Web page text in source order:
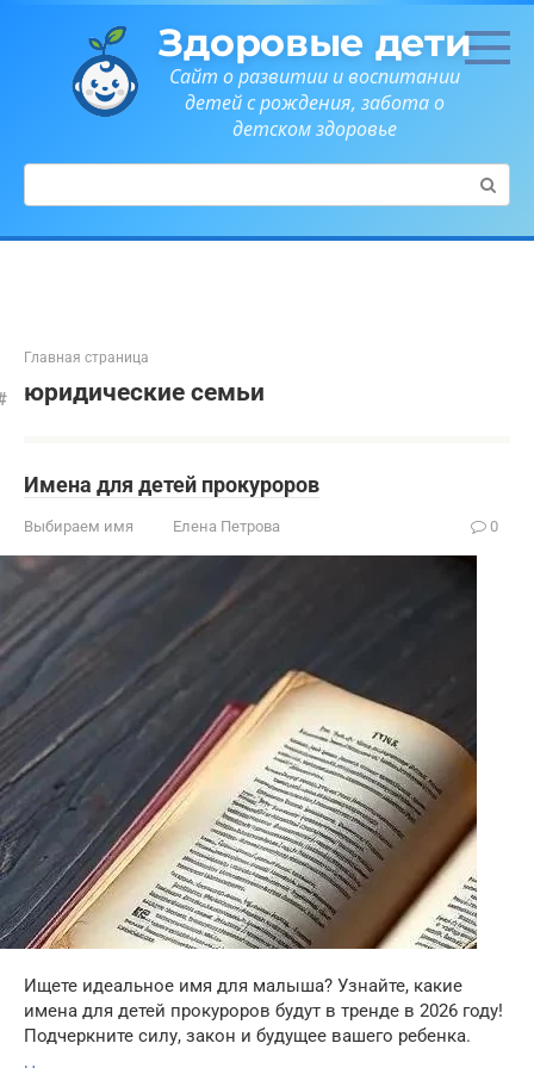
Здоровые дети
Сайт о развитии и воспитании
детей с рождения, забота о
детском здоровье
Поиск:
Главная страница
юридические семьи
Имена для детей прокуроров
Выбираем имя Елена Петрова 0
Ищете идеальное имя для малыша? Узнайте, какие
имена для детей прокуроров будут в тренде в 2026 году!
Подчеркните силу, закон и будущее вашего ребенка.